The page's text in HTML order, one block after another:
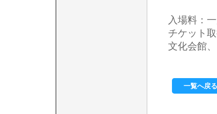
入場料：
チケット
文化会館
一覧へ戻